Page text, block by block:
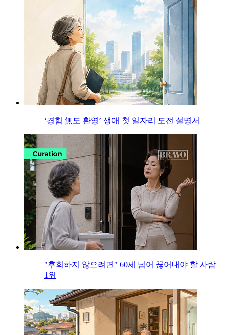
‘경험 無도 환영’ 생애 첫 일자리 도전 설명서
"후회하지 않으려면" 60세 넘어 끊어내야 할 사람
1위